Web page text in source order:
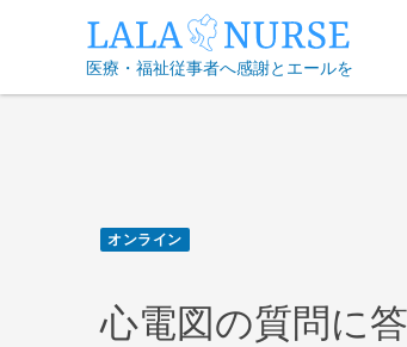
医療・福祉従事者へ感謝とエールを
オンライン
心電図の質問に